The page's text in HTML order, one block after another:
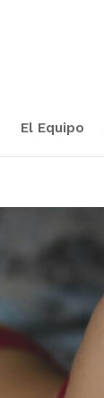
El Equipo